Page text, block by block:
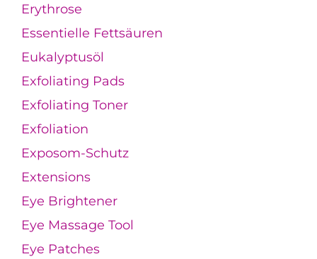
Erythrose
Essentielle Fettsäuren
Eukalyptusöl
Exfoliating Pads
Exfoliating Toner
Exfoliation
Exposom-Schutz
Extensions
Eye Brightener
Eye Massage Tool
Eye Patches